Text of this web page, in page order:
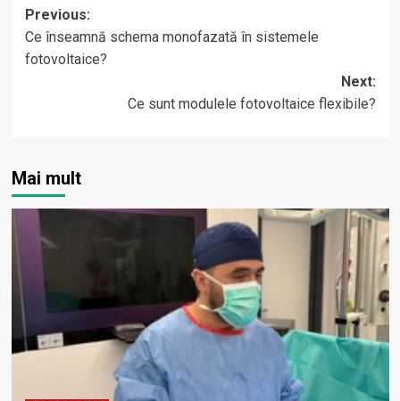
Post
navigation
Previous:
Ce înseamnă schema monofazată în sistemele
fotovoltaice?
Next:
Ce sunt modulele fotovoltaice flexibile?
Mai mult